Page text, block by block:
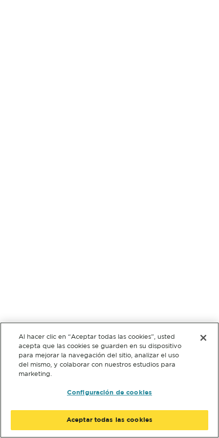
Al hacer clic en “Aceptar todas las cookies”, usted
acepta que las cookies se guarden en su dispositivo
para mejorar la navegación del sitio, analizar el uso
del mismo, y colaborar con nuestros estudios para
marketing.
Configuración de cookies
Aceptar todas las cookies